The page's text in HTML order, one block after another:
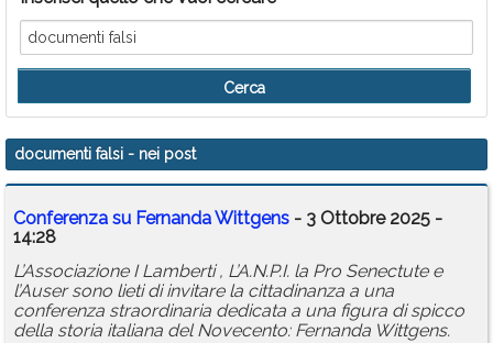
Sport
Eventi
Info Utili
Rubriche
Calendario
Annunci
documenti falsi - nei post
Conferenza su Fernanda Wittgens - 3 Ottobre 2025 -
14:28
L’Associazione I Lamberti , L’A.N.P.I. la Pro Senectute e
l’Auser sono lieti di invitare la cittadinanza a una
conferenza straordinaria dedicata a una figura di spicco
della storia italiana del Novecento: Fernanda Wittgens.